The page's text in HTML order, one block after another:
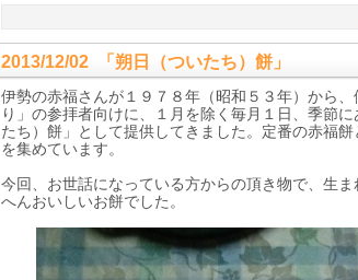
2013/12/02 「朔日（ついたち）餅」
伊勢の赤福さんが１９７８年（昭和５３年）から
り」の参拝者向けに、１月を除く毎月１日、季節
たち）餅」として提供してきました。定番の赤福
を集めています。
今回、お世話になっている方からの頂き物で、生
へんおいしいお餅でした。